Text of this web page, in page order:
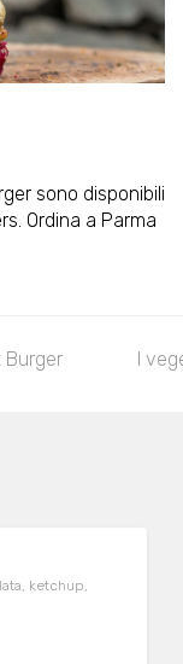
sono disponibili
Ordina a Parma
Burger I
ketchup,